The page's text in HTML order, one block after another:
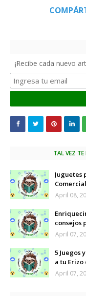
¡Recibe cada nuevo
TAL VEZ TE
Juguetes
April 08,
consejos
April 07,
5 Juegos
a tu
April 07,